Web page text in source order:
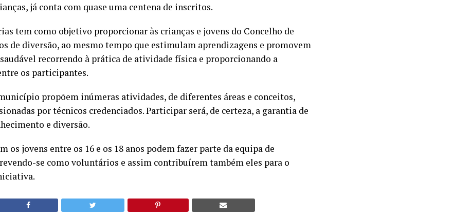
já conta com quase uma centena de inscritos.
tem como objetivo proporcionar às crianças e jovens do Concelho de
de diversão, ao mesmo tempo que estimulam aprendizagens e promovem
recorrendo à prática de atividade física e proporcionando a
os participantes.
propõem inúmeras atividades, de diferentes áreas e conceitos,
por técnicos credenciados. Participar será, de certeza, a garantia de
e diversão.
os jovens entre os 16 e os 18 anos podem fazer parte da equipa de
se como voluntários e assim contribuírem também eles para o